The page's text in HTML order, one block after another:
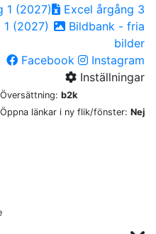
1 (2027)
Excel årgång 3
1 (2027)
Bildbank - fria
bilder
Facebook
Instagram
Inställningar
Översättning: b2k
Öppna länkar i ny flik/fönster: Nej